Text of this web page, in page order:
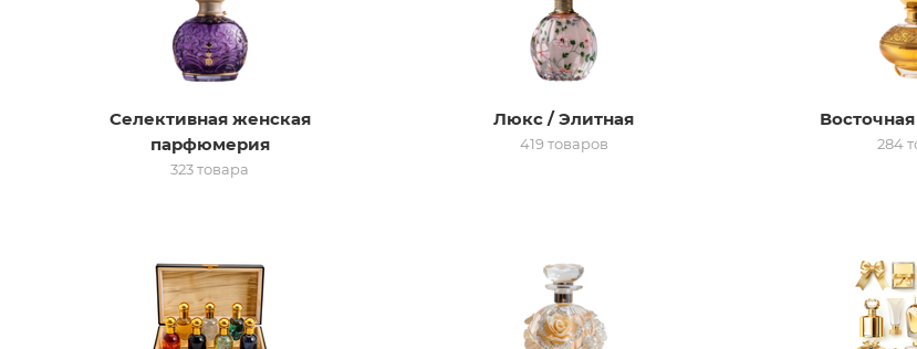
Селективная женская
парфюмерия
323 товара
Люкс / Элитная
419 товаров 284